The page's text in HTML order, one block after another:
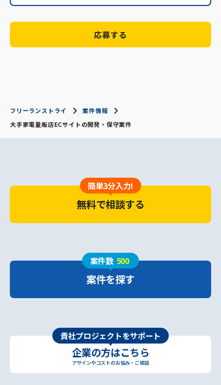
応募する
フリーランストライ
案件情報
大手家電量販店ECサイトの開発・保守案件
簡単3分入力!
無料で相談する
案件数 500
案件を探す
貴社プロジェクトをサポート
企業の方はこちら
アサインやコストのお悩み・ご相談